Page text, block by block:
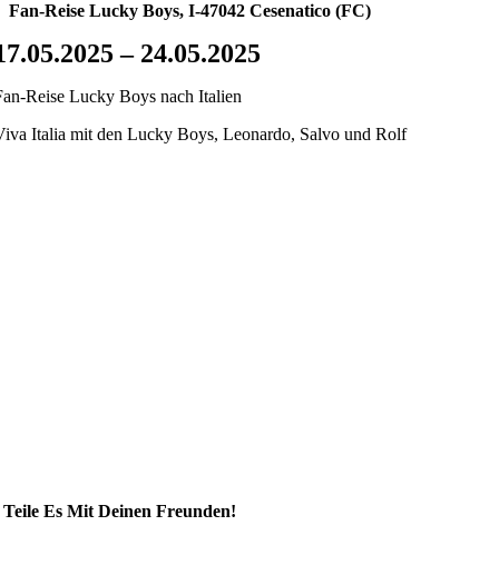
Fan-Reise Lucky Boys, I-47042 Cesenatico (FC)
– 24.05.2025
Reise Lucky Boys nach Italien
Italia mit den Lucky Boys, Leonardo, Salvo und Rolf
Teile Es Mit Deinen Freunden!